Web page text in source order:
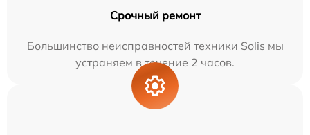
Срочный ремонт
Большинство неисправностей техники Solis мы
устраняем в течение 2 часов.